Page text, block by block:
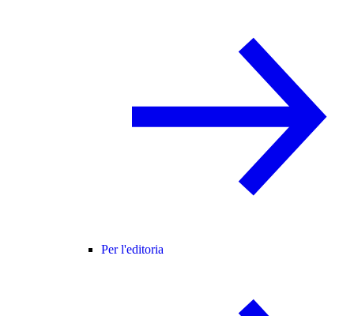
Per l'editoria